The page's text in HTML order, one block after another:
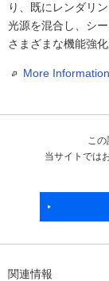
り、既にレンダリ
光源を混合し、シ
さまざまな機能強
More Information
この
当サイトでは
関連情報